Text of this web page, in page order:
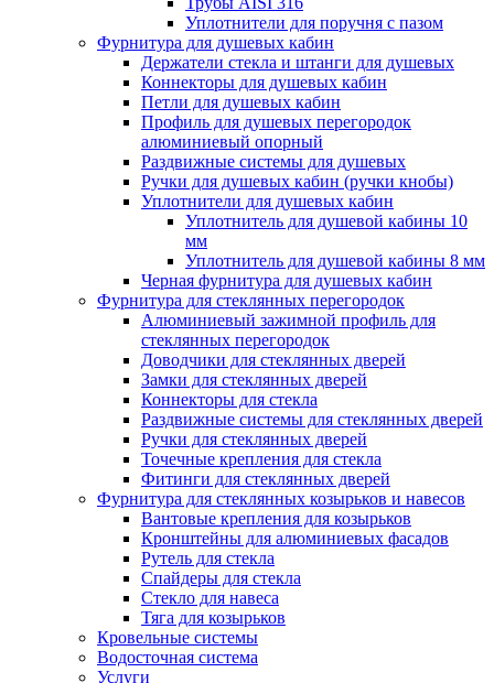
Уплотнители для поручня с пазом
Фурнитура для душевых кабин
Держатели стекла и штанги для душевых
Коннекторы для душевых кабин
Петли для душевых кабин
Профиль для душевых перегородок
алюминиевый опорный
Раздвижные сиcтемы для душевых
Ручки для душевых кабин (ручки кнобы)
Уплотнители для душевых кабин
Уплотнитель для душевой кабины 10
мм
Уплотнитель для душевой кабины 8 мм
Черная фурнитура для душевых кабин
Фурнитура для стеклянных перегородок
Алюминиевый зажимной профиль для
стеклянных перегородок
Доводчики для стеклянных дверей
Замки для стеклянных дверей
Коннекторы для стекла
Раздвижные системы для стеклянных дверей
Ручки для стеклянных дверей
Точечные крепления для стекла
Фитинги для стеклянных дверей
Фурнитура для стеклянных козырьков и навесов
Вантовые крепления для козырьков
Кронштейны для алюминиевых фасадов
Рутель для стекла
Спайдеры для стекла
Стекло для навеса
Тяга для козырьков
Кровельные системы
Водосточная система
Услуги